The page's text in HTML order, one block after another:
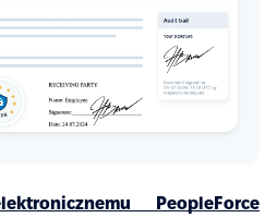
PeopleForce